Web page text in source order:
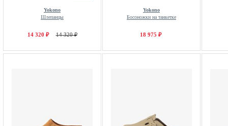
Yokono
Шлепанцы
14 320 ₽ 14 320 ₽
Yokono
Босоножки на танкетке
18 975 ₽